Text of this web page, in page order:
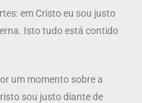
em Cristo eu sou justo
Isto tudo está contido
um momento sobre a
sou justo diante de